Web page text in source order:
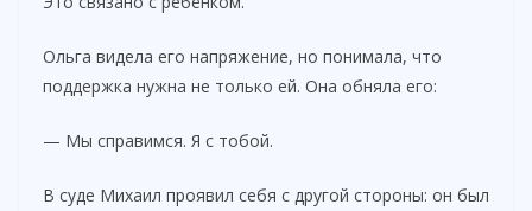
Ольга видела его напряжение, но понимала, что
поддержка нужна не только ей. Она обняла его:
— Мы справимся. Я с тобой.
В суде Михаил проявил себя с другой стороны: он был